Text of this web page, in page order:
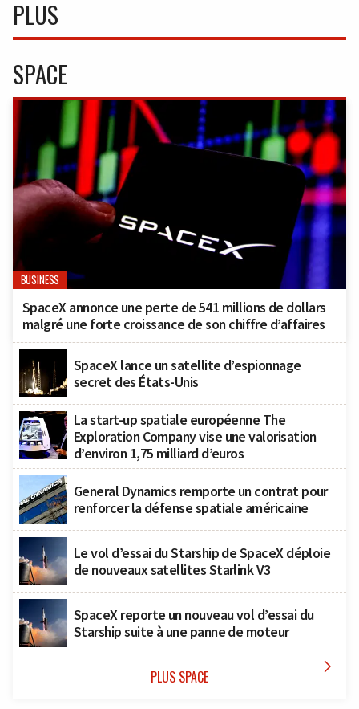
PLUS
SPACE
BUSINESS
SpaceX annonce une perte de 541 millions de dollars
malgré une forte croissance de son chiffre d’affaires
SpaceX lance un satellite d’espionnage
secret des États-Unis
La start-up spatiale européenne The
Exploration Company vise une valorisation
d’environ 1,75 milliard d’euros
General Dynamics remporte un contrat pour
renforcer la défense spatiale américaine
Le vol d’essai du Starship de SpaceX déploie
de nouveaux satellites Starlink V3
SpaceX reporte un nouveau vol d’essai du
Starship suite à une panne de moteur
PLUS SPACE 